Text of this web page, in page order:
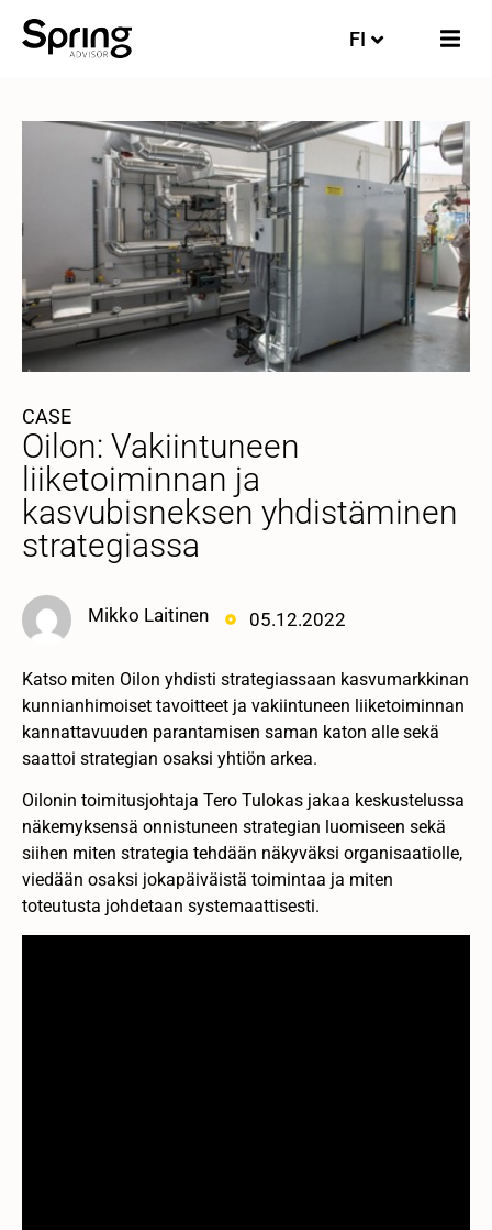
FI
EN
CASE
Oilon: Vakiintuneen
liiketoiminnan ja
kasvubisneksen yhdistäminen
strategiassa
Mikko Laitinen 05.12.2022
Katso miten Oilon yhdisti strategiassaan kasvumarkkinan
kunnianhimoiset tavoitteet ja vakiintuneen liiketoiminnan
kannattavuuden parantamisen saman katon alle sekä
saattoi strategian osaksi yhtiön arkea.
Oilonin toimitusjohtaja Tero Tulokas jakaa keskustelussa
näkemyksensä onnistuneen strategian luomiseen sekä
siihen miten strategia tehdään näkyväksi organisaatiolle,
viedään osaksi jokapäiväistä toimintaa ja miten
toteutusta johdetaan systemaattisesti.